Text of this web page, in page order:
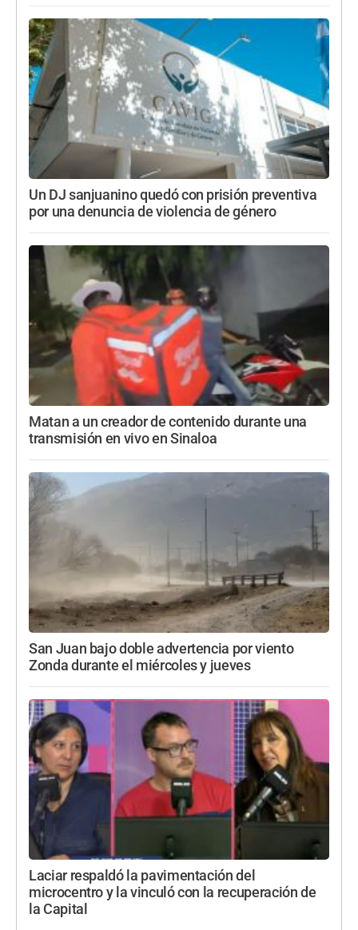
Un DJ sanjuanino quedó con prisión preventiva
por una denuncia de violencia de género
Matan a un creador de contenido durante una
transmisión en vivo en Sinaloa
San Juan bajo doble advertencia por viento
Zonda durante el miércoles y jueves
Laciar respaldó la pavimentación del
microcentro y la vinculó con la recuperación de
la Capital